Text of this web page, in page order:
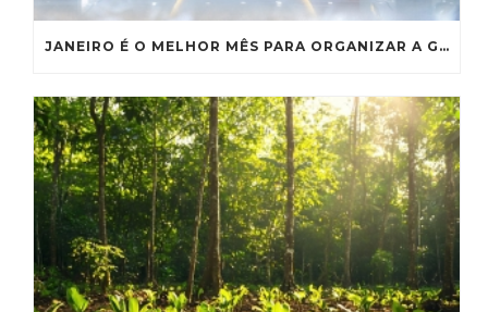
JANEIRO É O MELHOR MÊS PARA ORGANIZAR A GESTÃO DE RESÍDUOS DO SEU SHOPPING